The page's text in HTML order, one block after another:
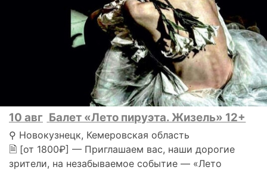
10 авг Балет «Лето пируэта. Жизель» 12+
⚲ Новокузнецк, Кемеровская область
🗎 [от 1800₽] — Приглашаем вас, наши дорогие
зрители, на незабываемое событие — «Лето